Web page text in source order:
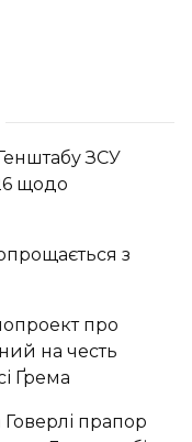
ЗСУ
щодо
з
про
на честь
Ґрема
прапор